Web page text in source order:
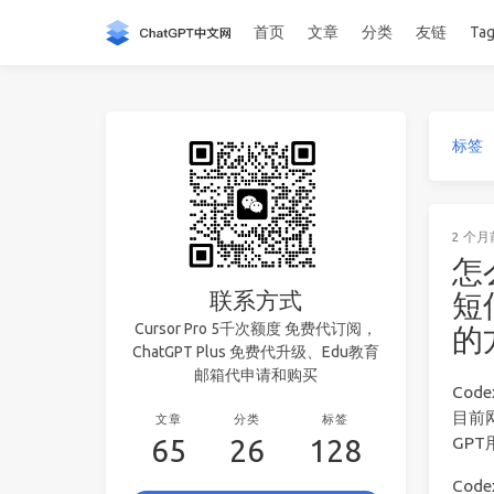
首页 文章 分类 友链
标签
2 个月
怎
短
的
目前
GPT
联系方式
Cursor Pro 5千次额度 免费代订阅，
ChatGPT Plus 免费代升级、Edu教育
邮箱代申请和购买
文章
65
分类
26
标签
128